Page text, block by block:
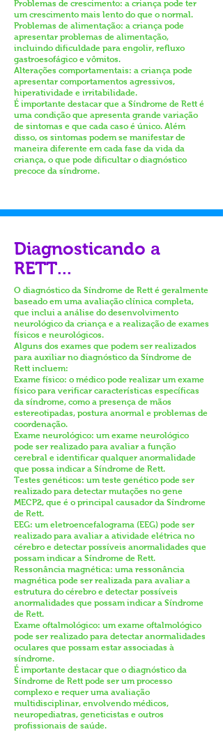
Problemas de crescimento: a criança pode ter
um crescimento mais lento do que o normal.
Problemas de alimentação: a criança pode
apresentar problemas de alimentação,
incluindo dificuldade para engolir, refluxo
gastroesofágico e vômitos.
Alterações comportamentais: a criança pode
apresentar comportamentos agressivos,
hiperatividade e irritabilidade.
É importante destacar que a Síndrome de Rett é
uma condição que apresenta grande variação
de sintomas e que cada caso é único. Além
disso, os sintomas podem se manifestar de
maneira diferente em cada fase da vida da
criança, o que pode dificultar o diagnóstico
precoce da síndrome.
Diagnosticando a
RETT...
O diagnóstico da Síndrome de Rett é geralmente
baseado em uma avaliação clínica completa,
que inclui a análise do desenvolvimento
neurológico da criança e a realização de exames
físicos e neurológicos.
Alguns dos exames que podem ser realizados
para auxiliar no diagnóstico da Síndrome de
Rett incluem:
Exame físico: o médico pode realizar um exame
físico para verificar características específicas
da síndrome, como a presença de mãos
estereotipadas, postura anormal e problemas de
coordenação.
Exame neurológico: um exame neurológico
pode ser realizado para avaliar a função
cerebral e identificar qualquer anormalidade
que possa indicar a Síndrome de Rett.
Testes genéticos: um teste genético pode ser
realizado para detectar mutações no gene
MECP2, que é o principal causador da Síndrome
de Rett.
EEG: um eletroencefalograma (EEG) pode ser
realizado para avaliar a atividade elétrica no
cérebro e detectar possíveis anormalidades que
possam indicar a Síndrome de Rett.
Ressonância magnética: uma ressonância
magnética pode ser realizada para avaliar a
estrutura do cérebro e detectar possíveis
anormalidades que possam indicar a Síndrome
de Rett.
Exame oftalmológico: um exame oftalmológico
pode ser realizado para detectar anormalidades
oculares que possam estar associadas à
síndrome.
É importante destacar que o diagnóstico da
Síndrome de Rett pode ser um processo
complexo e requer uma avaliação
multidisciplinar, envolvendo médicos,
neuropediatras, geneticistas e outros
profissionais de saúde.